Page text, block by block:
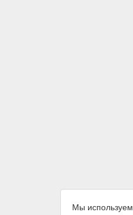
Мы используем